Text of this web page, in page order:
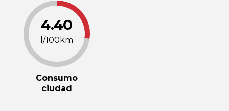
4.40
l/100km
Consumo
ciudad